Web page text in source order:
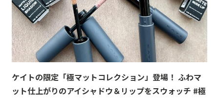
ケイトの限定「極マットコレクション」登場！ ふわマ
ット仕上がりのアイシャドウ＆リップをスウォッチ #極